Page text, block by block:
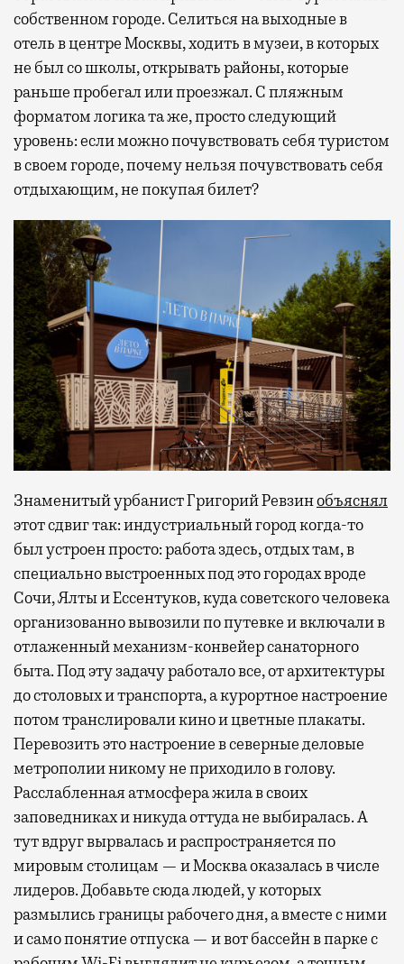
собственном городе. Селиться на выходные в
отель в центре Москвы, ходить в музеи, в которых
не был со школы, открывать районы, которые
раньше пробегал или проезжал. С пляжным
форматом логика та же, просто следующий
уровень: если можно почувствовать себя туристом
в своем городе, почему нельзя почувствовать себя
отдыхающим, не покупая билет?
Знаменитый урбанист Григорий Ревзинобъяснял
этот сдвиг так: индустриальный город когда-то
был устроен просто: работа здесь, отдых там, в
специально выстроенных под это городах вроде
Сочи, Ялты и Ессентуков, куда советского человека
организованно вывозили по путевке и включали в
отлаженный механизм-конвейер санаторного
быта. Под эту задачу работало все, от архитектуры
до столовых и транспорта, а курортное настроение
потом транслировали кино и цветные плакаты.
Перевозить это настроение в северные деловые
метрополии никому не приходило в голову.
Расслабленная атмосфера жила в своих
заповедниках и никуда оттуда не выбиралась. А
тут вдруг вырвалась и распространяется по
мировым столицам — и Москва оказалась в числе
лидеров. Добавьте сюда людей, у которых
размылись границы рабочего дня, а вместе с ними
и само понятие отпуска — и вот бассейн в парке с